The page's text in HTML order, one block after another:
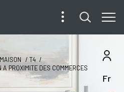
Fr
MAISON
T4
PROXIMITE DES COMMERCES